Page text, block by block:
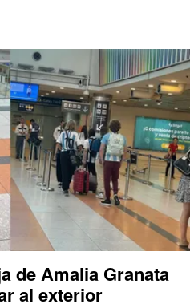
de Amalia Granata
al exterior